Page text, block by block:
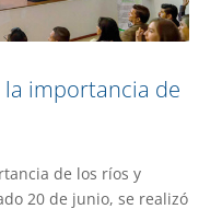
la importancia de
de los ríos y
20 de junio, se realizó